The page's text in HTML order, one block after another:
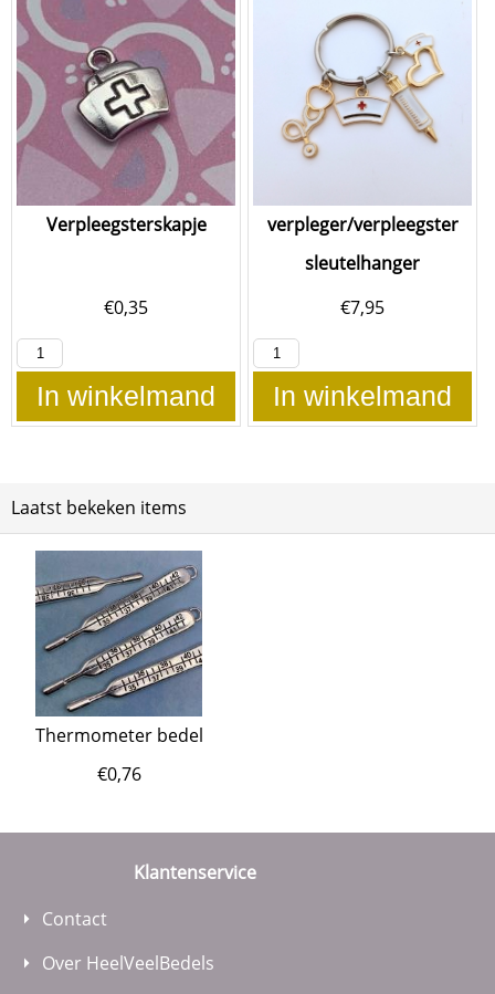
Verpleegsterskapje
€0,35
In winkelmand
verpleger/verpleegster
sleutelhanger
€7,95
In winkelmand
Laatst bekeken items
Thermometer bedel
€0,76
Klantenservice
Contact
Over HeelVeelBedels